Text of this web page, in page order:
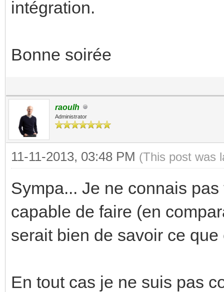
intégration.
Bonne soirée
raoulh
Administrator
11-11-2013, 03:48 PM (This post was
Sympa... Je ne connais
capable de faire (en
serait bien de savoir ce
En tout cas je ne suis pas